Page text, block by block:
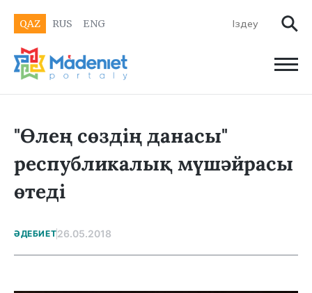
QAZ RUS ENG
"Өлең сөздің данасы"
республикалық мүшәйрасы
өтеді
ӘДЕБИЕТ26.05.2018